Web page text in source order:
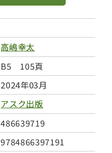
高嶋幸太
B5 105頁
2024年03月
アスク出版
486639719
9784866397191